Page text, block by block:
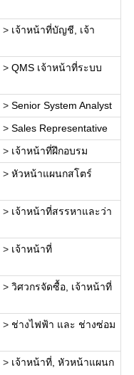
> เจ้าหน้าที่บัญชี, เจ้า
> QMS เจ้าหน้าที่ระบบ
> Senior System Analyst
> Sales Representative
> เจ้าหน้าที่ฝึกอบรม
> หัวหน้าแผนกสโตร์
> เจ้าหน้าที่สรรหาและว่า
> เจ้าหน้าที่
> วิศวกรจัดซื้อ, เจ้าหน้าที่
> ช่างไฟฟ้า และ ช่างซ่อม
> เจ้าหน้าที่, หัวหน้าแผนก